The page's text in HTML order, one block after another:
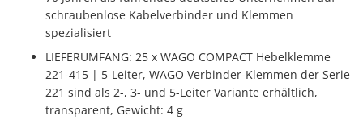
schraubenlose Kabelverbinder und Klemmen
spezialisiert
LIEFERUMFANG: 25 x WAGO COMPACT Hebelklemme
221-415 | 5-Leiter, WAGO Verbinder-Klemmen der Serie
221 sind als 2-, 3- und 5-Leiter Variante erhältlich,
transparent, Gewicht: 4 g